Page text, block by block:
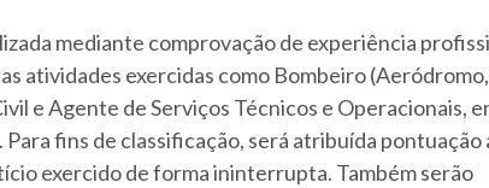
mediante comprovação de experiência
atividades exercidas como Bombeiro
e Agente de Serviços Técnicos e Operacionais,
Para fins de classificação, será atribuída pontuação
exercido de forma ininterrupta. Também serão